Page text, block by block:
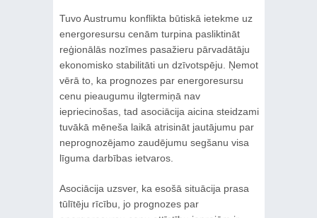
Tuvo Austrumu konflikta būtiskā ietekme uz
energoresursu cenām turpina pasliktināt
reģionālās nozīmes pasažieru pārvadātāju
ekonomisko stabilitāti un dzīvotspēju. Ņemot
vērā to, ka prognozes par energoresursu
cenu pieaugumu ilgtermiņā nav
iepriecinošas, tad asociācija aicina steidzami
tuvākā mēneša laikā atrisināt jautājumu par
neprognozējamo zaudējumu segšanu visa
līguma darbības ietvaros.
Asociācija uzsver, ka esošā situācija prasa
tūlītēju rīcību, jo prognozes par